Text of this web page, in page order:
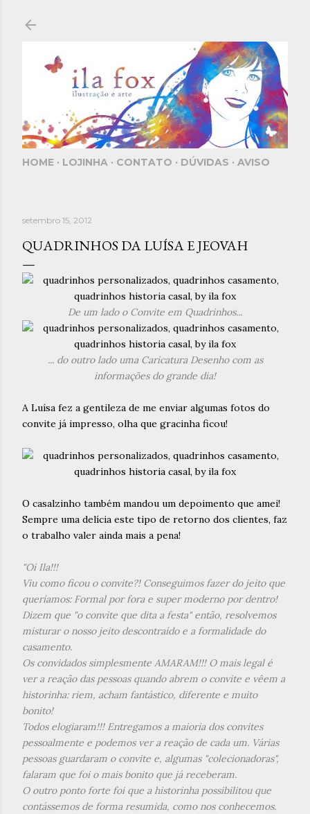
HOME LOJINHA CONTATO DÚVIDAS AVISO
setembro 15, 2012
QUADRINHOS DA LUÍSA E JEOVAH
De um lado o Convite em Quadrinhos...
... do outro lado uma Caricatura Desenho com as
informações do grande dia!
A Luísa fez a gentileza de me enviar algumas fotos do
convite já impresso, olha que gracinha ficou!
O casalzinho também mandou um depoimento que amei!
Sempre uma delícia este tipo de retorno dos clientes, faz
o trabalho valer ainda mais a pena!
"Oi Ila!!!
Viu como ficou o convite?! Conseguimos fazer do jeito que
queríamos: Formal por fora e super moderno por dentro!
Dizem que "o convite que dita a festa" então, resolvemos
misturar o nosso jeito descontraído e a formalidade do
casamento.
Os convidados simplesmente AMARAM!!! O mais legal é
ver a reação das pessoas quando abrem o convite e vêem a
historinha: riem, acham fantástico, diferente e muito
bonito!
Todos elogiaram!!! Entregamos a maioria dos convites
pessoalmente e podemos ver a reação de cada um. Várias
pessoas guardaram o convite e, algumas "colecionadoras",
falaram que foi o mais bonito que já receberam.
O outro ponto forte foi que a historinha possibilitou que
contássemos de forma resumida, como nos conhecemos.